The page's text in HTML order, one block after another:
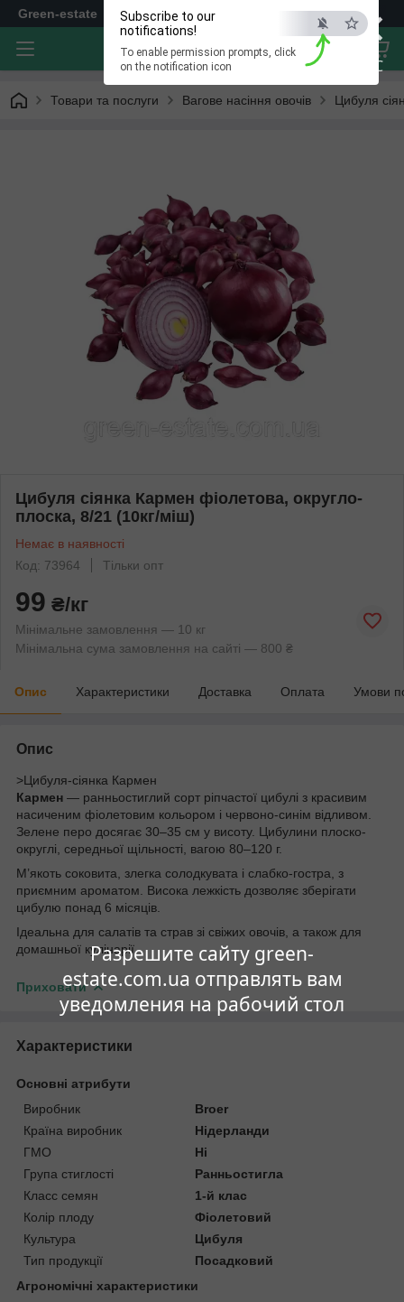
×
ESC
Разрешите сайту green-
estate.com.ua отправлять вам
уведомления на рабочий стол
Subscribe to our
notifications!
To enable permission prompts, click
on the notification icon
Green-estate
Товари та послуги Вагове насіння овочів Цибуля
Цибуля сіянка Кармен фіолетова, округло-
плоска, 8/21 (10кг/міш)
Немає в наявності
Код: 73964
Тільки опт
99 ₴/кг
Мінімальне замовлення — 10 кг
Мінімальна сума замовлення на сайті — 800 ₴
Опис Характеристики Доставка Оплата Умови
Опис
>Цибуля-сіянка Кармен
Кармен — ранньостиглий сорт ріпчастої цибулі з красивим
насиченим фіолетовим кольором і червоно-синім відливом.
Зелене перо досягає 30–35 см у висоту. Цибулини плоско-
округлі, середньої щільності, вагою 80–120 г.
М’якоть соковита, злегка солодкувата і слабко-гостра, з
приємним ароматом. Висока лежкість дозволяє зберігати
цибулю понад 6 місяців.
Ідеальна для салатів та страв зі свіжих овочів, а також для
домашньої кулінарії.
Приховати
Характеристики
Основні атрибути
Виробник
Broer
Країна виробник
Нідерланди
ГМО
Ні
Група стиглості
Ранньостигла
Класс семян
1-й клас
Колір плоду
Фіолетовий
Культура
Цибуля
Тип продукції
Посадковий
Агрономічні характеристики